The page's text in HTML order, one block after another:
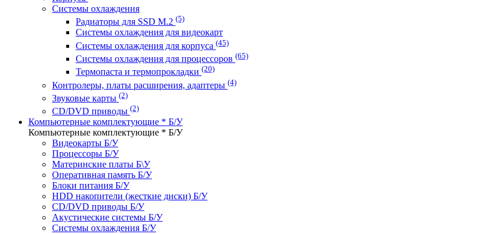
Системы охлаждения
Радиаторы для SSD M.2 (5)
Системы охлаждения для видеокарт
Системы охлаждения для корпуса (45)
Системы охлаждения для процессоров (65)
Термопаста и термопрокладки (20)
Контролеры, платы расширения, адаптеры (4)
Звуковые карты (2)
CD/DVD приводы (2)
Компьютерные комплектующие * Б/У
Компьютерные комплектующие * Б/У
Видеокарты Б/У
Процессоры Б/У
Материнские платы Б\У
Оперативная память Б/У
Блоки питания Б/У
HDD накопители (жесткие диски) Б/У
CD/DVD приводы Б/У
Акустические системы Б/У
Системы охлаждения Б/У